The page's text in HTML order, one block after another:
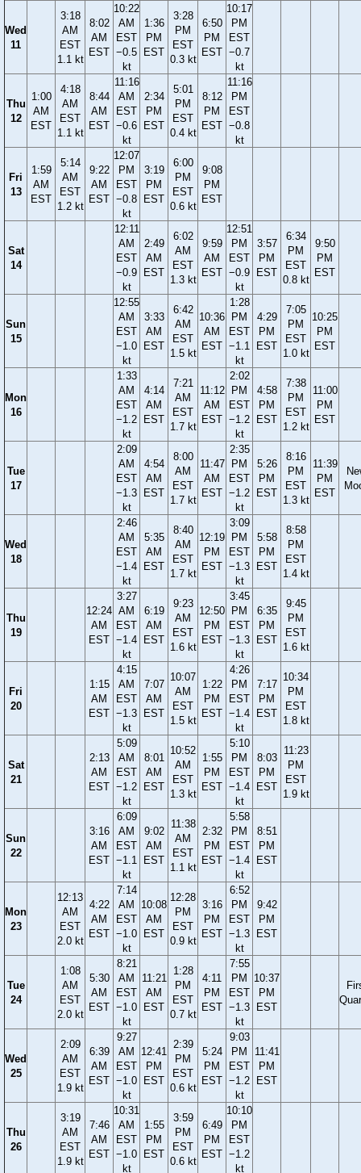
Wed
11
3:18
AM
EST
1.1 kt
8:02
AM
EST
10:22
AM
EST
−0.5
kt
1:36
PM
EST
3:28
PM
EST
0.3 kt
6:50
PM
EST
10:17
PM
EST
−0.7
kt
Thu
12
1:00
AM
EST
4:18
AM
EST
1.1 kt
8:44
AM
EST
11:16
AM
EST
−0.6
kt
2:34
PM
EST
5:01
PM
EST
0.4 kt
8:12
PM
EST
11:16
PM
EST
−0.8
kt
Fri
13
1:59
AM
EST
5:14
AM
EST
1.2 kt
9:22
AM
EST
12:07
PM
EST
−0.8
kt
3:19
PM
EST
6:00
PM
EST
0.6 kt
9:08
PM
EST
Sat
14
12:11
AM
EST
−0.9
kt
2:49
AM
EST
6:02
AM
EST
1.3 kt
9:59
AM
EST
12:51
PM
EST
−0.9
kt
3:57
PM
EST
6:34
PM
EST
0.8 kt
9:50
PM
EST
Sun
15
12:55
AM
EST
−1.0
kt
3:33
AM
EST
6:42
AM
EST
1.5 kt
10:36
AM
EST
1:28
PM
EST
−1.1
kt
4:29
PM
EST
7:05
PM
EST
1.0 kt
10:25
PM
EST
Mon
16
1:33
AM
EST
−1.2
kt
4:14
AM
EST
7:21
AM
EST
1.7 kt
11:12
AM
EST
2:02
PM
EST
−1.2
kt
4:58
PM
EST
7:38
PM
EST
1.2 kt
11:00
PM
EST
Tue
17
2:09
AM
EST
−1.3
kt
4:54
AM
EST
8:00
AM
EST
1.7 kt
11:47
AM
EST
2:35
PM
EST
−1.2
kt
5:26
PM
EST
8:16
PM
EST
1.3 kt
11:39
PM
EST
Wed
18
2:46
AM
EST
−1.4
kt
5:35
AM
EST
8:40
AM
EST
1.7 kt
12:19
PM
EST
3:09
PM
EST
−1.3
kt
5:58
PM
EST
8:58
PM
EST
1.4 kt
Thu
19
12:24
AM
EST
3:27
AM
EST
−1.4
kt
6:19
AM
EST
9:23
AM
EST
1.6 kt
12:50
PM
EST
3:45
PM
EST
−1.3
kt
6:35
PM
EST
9:45
PM
EST
1.6 kt
Fri
20
1:15
AM
EST
4:15
AM
EST
−1.3
kt
7:07
AM
EST
10:07
AM
EST
1.5 kt
1:22
PM
EST
4:26
PM
EST
−1.4
kt
7:17
PM
EST
10:34
PM
EST
1.8 kt
Sat
21
2:13
AM
EST
5:09
AM
EST
−1.2
kt
8:01
AM
EST
10:52
AM
EST
1.3 kt
1:55
PM
EST
5:10
PM
EST
−1.4
kt
8:03
PM
EST
11:23
PM
EST
1.9 kt
Sun
22
3:16
AM
EST
6:09
AM
EST
−1.1
kt
9:02
AM
EST
11:38
AM
EST
1.1 kt
2:32
PM
EST
5:58
PM
EST
−1.4
kt
8:51
PM
EST
Mon
23
12:13
AM
EST
2.0 kt
4:22
AM
EST
7:14
AM
EST
−1.0
kt
10:08
AM
EST
12:28
PM
EST
0.9 kt
3:16
PM
EST
6:52
PM
EST
−1.3
kt
9:42
PM
EST
Tue
24
1:08
AM
EST
2.0 kt
5:30
AM
EST
8:21
AM
EST
−1.0
kt
11:21
AM
EST
1:28
PM
EST
0.7 kt
4:11
PM
EST
7:55
PM
EST
−1.3
kt
10:37
PM
EST
Wed
25
2:09
AM
EST
1.9 kt
6:39
AM
EST
9:27
AM
EST
−1.0
kt
12:41
PM
EST
2:39
PM
EST
0.6 kt
5:24
PM
EST
9:03
PM
EST
−1.2
kt
11:41
PM
EST
Thu
26
3:19
AM
EST
1.9 kt
7:46
AM
EST
10:31
AM
EST
−1.0
kt
1:55
PM
EST
3:59
PM
EST
0.6 kt
6:49
PM
EST
10:10
PM
EST
−1.2
kt